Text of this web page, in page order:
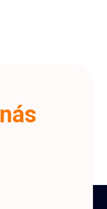
nás